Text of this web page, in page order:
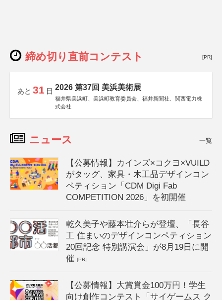
締め切り直前コンテスト [PR]
あと 31 日 2026 第37回 美浜美術展
福井県美浜町、美浜町教育委員会、福井新聞社、関西電力株
式会社
ニュース 一覧
【公募情報】カインズ×コクヨ×VUILD
がタッグ、家具・木工品デザインコン
ペティション「CDM Digi Fab
COMPETITION 2026」を初開催
乾久美子や藤本壮介らが登壇、「長谷
工 住まいのデザインコンペティション
20回記念 特別講演会」が8月19日に開
催[PR]
【公募情報】大賞賞金100万円！学生
向け創作コンテスト「サイゲームス ク